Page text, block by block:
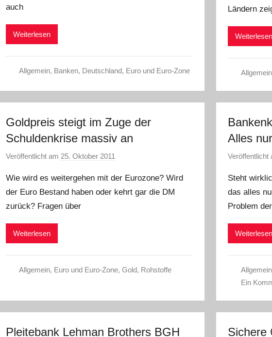
auch
Weiterlesen
Allgemein, Banken, Deutschland, Euro und Euro-Zone
Ländern
Weiterlesen
Allgemein
Goldpreis steigt im Zuge der
Schuldenkrise massiv an
Veröffentlicht am 25. Oktober 2011
n
L
Wie wird es weitergehen mit der Eurozone? Wird
der Euro Bestand haben oder kehrt gar die DM
zurück? Fragen über
Weiterlesen
Allgemein, Euro und Euro-Zone,Gold, Rohstoffe
Alles
Veröffentlicht
Steht
das alles
Problem
Weiterlesen
Allgemein
Ein
Pleitebank Lehman Brothers BGH Sichere